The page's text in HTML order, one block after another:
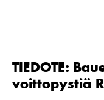
Audiolle
9
voittopystiä
TIEDOTE:
voittopystiä